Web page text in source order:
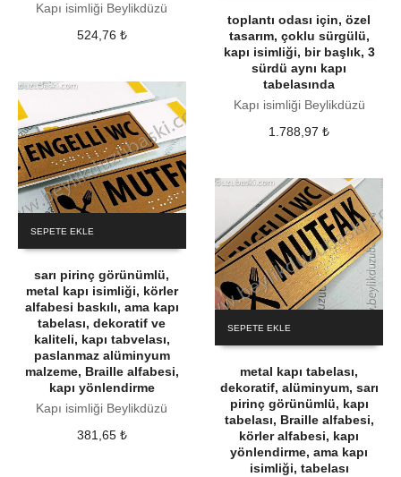
Kapı isimliği Beylikdüzü
524,76 ₺
toplantı odası için, özel
tasarım, çoklu sürgülü,
kapı isimliği, bir başlık, 3
sürdü aynı kapı
tabelasında
Kapı isimliği Beylikdüzü
1.788,97₺
SEPETE EKLE
sarı pirinç görünümlü,
metal kapı isimliği, körler
alfabesi baskılı, ama kapı
tabelası, dekoratif ve
kaliteli, kapı tabvelası,
paslanmaz alüminyum
malzeme, Braille alfabesi,
kapı yönlendirme
Kapı isimliği Beylikdüzü
381,65 ₺
SEPETE EKLE
metal kapı tabelası,
dekoratif, alüminyum, sarı
pirinç görünümlü, kapı
tabelası, Braille alfabesi,
körler alfabesi, kapı
yönlendirme, ama kapı
isimliği, tabelası